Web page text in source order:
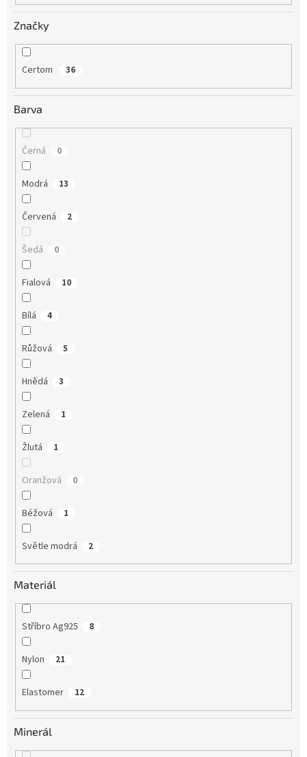
Značky
Certom 36
Barva
Černá 0
Modrá 13
Červená 2
Šedá 0
Fialová 10
Bílá 4
Růžová 5
Hnědá 3
Zelená 1
Žlutá 1
Oranžová 0
Béžová 1
Světle modrá 2
Materiál
Stříbro Ag925 8
Nylon 21
Elastomer 12
Minerál